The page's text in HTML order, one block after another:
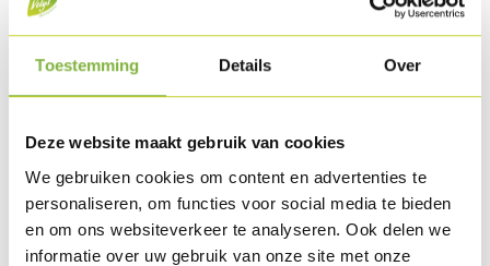
Toestemming Details Over
Deze website maakt gebruik van cookies
We gebruiken cookies om content en advertenties te
personaliseren, om functies voor social media te bieden
en om ons websiteverkeer te analyseren. Ook delen we
informatie over uw gebruik van onze site met onze
Pure Kipfilet, gegaard en gegrild.
Verpakking
Specifieke wensen naar verpakking?Contacteer ons
Houdbaarheid
Beschikbaar in gekoeld.